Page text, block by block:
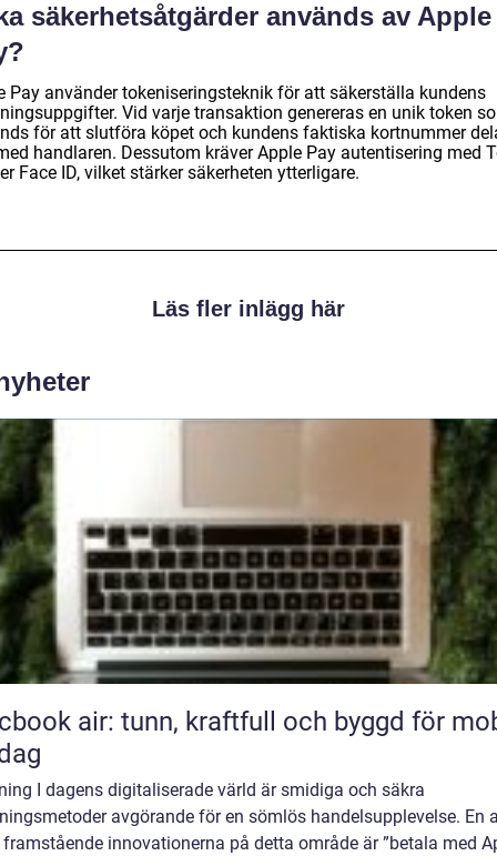
säkerhetsåtgärder används av Apple
Pay använder tokeniseringsteknik för att säkerställa kundens
Vid varje transaktion genereras en unik token
för att slutföra köpet och kundens faktiska kortnummer
handlaren. Dessutom kräver Apple Pay autentisering med
Face ID, vilket stärker säkerheten ytterligare.
Läs fler inlägg här
air: tunn, kraftfull och byggd för
I dagens digitaliserade värld är smidiga och säkra
avgörande för en sömlös handelsupplevelse. En
innovationerna på detta område är ”betala med